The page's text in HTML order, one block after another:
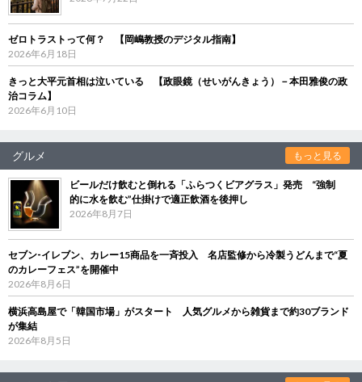
ゼロトラストって何？ 【岡嶋教授のデジタル指南】
2026年6月18日
きっと大平元首相は泣いている 【政眼鏡（せいがんきょう）－本田雅俊の政
治コラム】
2026年6月10日
グルメ もっと見る
ビールだけ飲むと倒れる「ふらつくビアグラス」発売 “強制
的に水を飲む”仕掛けで適正飲酒を後押し
2026年8月7日
セブン‐イレブン、カレー15商品を一斉投入 名店監修から冷製うどんまで“夏
のカレーフェス”を開催中
2026年8月6日
横浜高島屋で「韓国市場」がスタート 人気グルメから雑貨まで約30ブランド
が集結
2026年8月5日